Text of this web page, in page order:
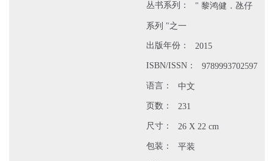
丛书系列： " 黎鸿健．氹仔
系列 "之一
出版年份： 2015
ISBN/ISSN： 9789993702597
语言： 中文
页数： 231
尺寸： 26 X 22 cm
包装： 平装